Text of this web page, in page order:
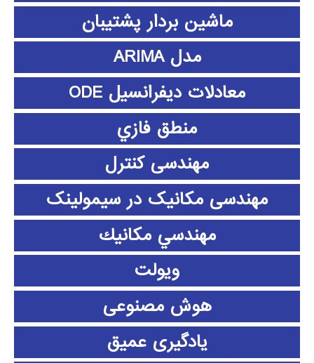
ماشین بردار پشتیبان
مدل ARIMA
معادلات دیفرانسیل ODE
منطق فازي
مهندسی کنترل
مهندسی مکانیک در سیمولینک
مهندسي مكانيك
ویولت
هوش مصنوعی
یادگیری عمیق